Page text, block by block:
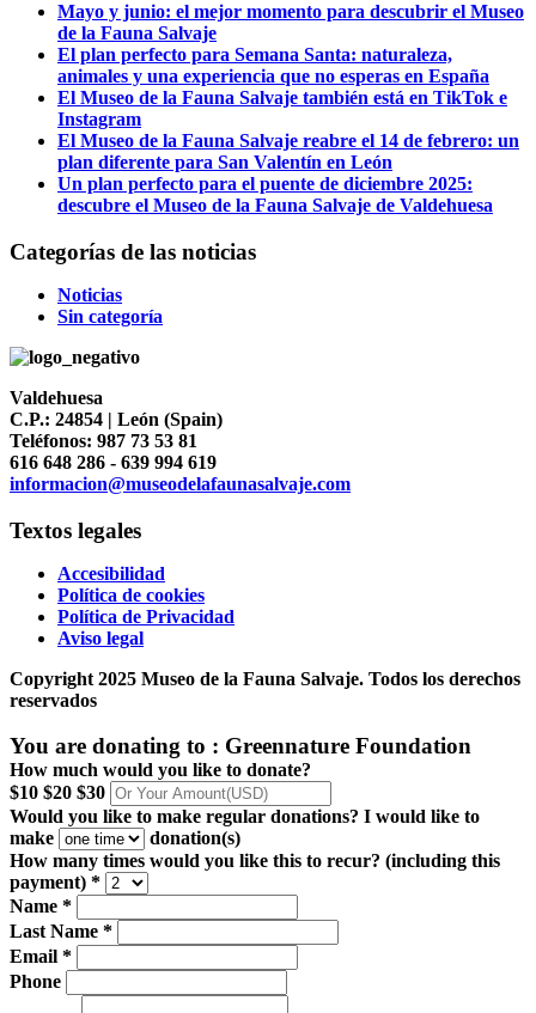
Mayo y junio: el mejor momento para descubrir el Museo
de la Fauna Salvaje
El plan perfecto para Semana Santa: naturaleza,
animales y una experiencia que no esperas en España
El Museo de la Fauna Salvaje también está en TikTok e
Instagram
El Museo de la Fauna Salvaje reabre el 14 de febrero: un
plan diferente para San Valentín en León
Un plan perfecto para el puente de diciembre 2025:
descubre el Museo de la Fauna Salvaje de Valdehuesa
Categorías de las noticias
Noticias
Sin categoría
Valdehuesa
C.P.: 24854 | León (Spain)
Teléfonos: 987 73 53 81
616 648 286 - 639 994 619
informacion@museodelafaunasalvaje.com
Textos legales
Accesibilidad
Política de cookies
Política de Privacidad
Aviso legal
Copyright 2025 Museo de la Fauna Salvaje. Todos los derechos
reservados
You are donating to : Greennature Foundation
How much would you like to donate?
$10 $20 $30
Would you like to make regular donations? I would like to
make
donation(s)
How many times would you like this to recur? (including this
payment) *
Name *
Last Name *
Email *
Phone